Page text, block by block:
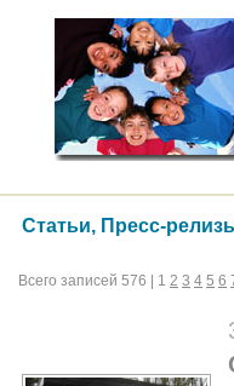
Статьи, Пресс-
Всего записей 576 | 1 2 3 4 5 6